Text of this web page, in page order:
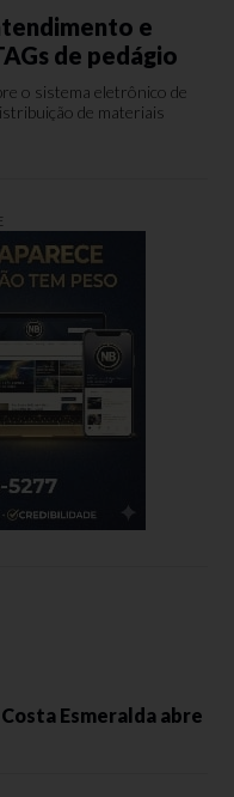
e
de pedágio
o sistema eletrônico de
de materiais
Esmeralda abre